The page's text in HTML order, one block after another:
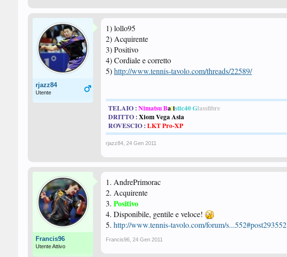
rjazz84
Utente
1) lollo95
2) Acquirente
3) Positivo
4) Cordiale e corretto
5)http://www.tennis-tavolo.com/threads/22589/
TELAIO :Nimatsu Balistic40 Glassfibre
DRITTO :Xiom Vega Asia
ROVESCIO :LKT Pro-XP
rjazz84 24 Gen 2011
Francis96
Utente Attivo
1. AndrePrimorac
2. Acquirente
3. Positivo
4. Disponibile, gentile e veloce!
5. http://www.tennis-tavolo.com/forum/s...552#post293552
Francis96 24 Gen 2011